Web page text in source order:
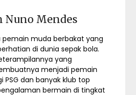
Nuno Mendes
pemain muda berbakat yang
di dunia sepak bola.
yang
menjadi pemain
PSG dan banyak klub top
bermain di tingkat